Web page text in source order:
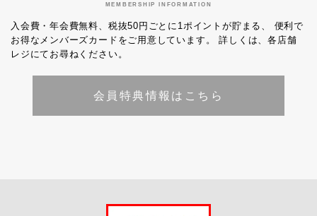
MEMBERSHIP INFORMATION
入会費・年会費無料、税抜50円ごとに1ポイントが貯まる、
便利で
お得なメンバーズカードをご用意しています。
詳しくは、各店舗
レジにてお尋ねください。
会員特典情報はこちら